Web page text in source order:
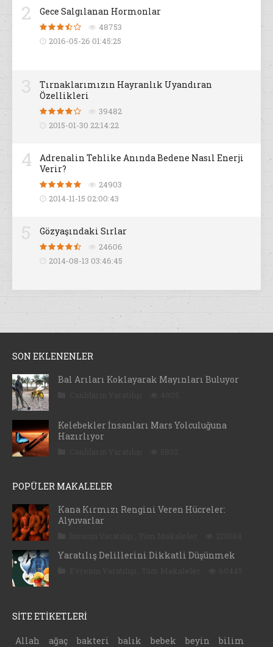
2 Gece Salgılanan Hormonlar
48753
2016-05-26 01:45:25
Tırnaklarımızın Hayranlık Uyandıran
Özellikleri
39482
2015-01-30 22:14:22
4
Adrenalin Tehlike Anında Bedene Nasıl Enerji
Verir?
24903
2014-11-15 02:00:43
Gözyaşındaki Sırlar
24606
2014-08-13 03:46:45
SON EKLENENLER
Bal Arıları Koklayarak Mayınları Buluyor
Kelebekler İnsanları Mars Yolculuğuna
Hazırlıyor
POPÜLER MAKALELER
Kana Kırmızı Rengini Veren Hücreler:
Alyuvarlar
Yaratılış Delillerini Dikkatli Düşünmek
SİTE ETİKETLERİ
Allah ağaç bakteri balık bebek beyin bilim